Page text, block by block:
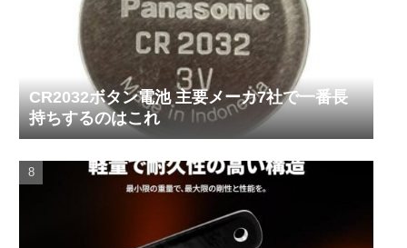
CR2032ボタン電池 主要メーカ7社で一番長
持ちするのはこれ